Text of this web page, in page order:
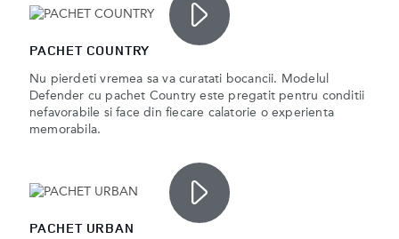
PACHET COUNTRY
Nu pierdeti vremea sa va curatati bocancii. Modelul
Defender cu pachet Country este pregatit pentru conditii
nefavorabile si face din fiecare calatorie o experienta
memorabila.
PACHET URBAN